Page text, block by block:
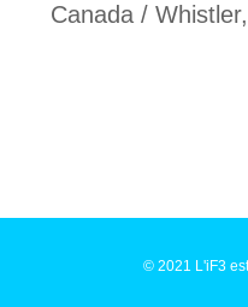
Canada /
© 2021 L'iF3